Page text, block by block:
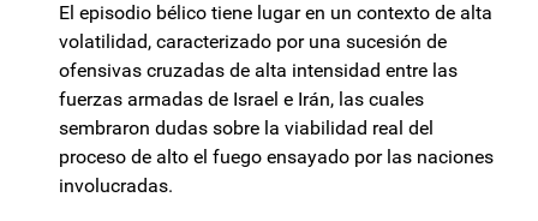
El episodio bélico tiene lugar en un contexto de alta
volatilidad, caracterizado por una sucesión de
ofensivas cruzadas de alta intensidad entre las
fuerzas armadas de Israel e Irán, las cuales
sembraron dudas sobre la viabilidad real del
proceso de alto el fuego ensayado por las naciones
involucradas.